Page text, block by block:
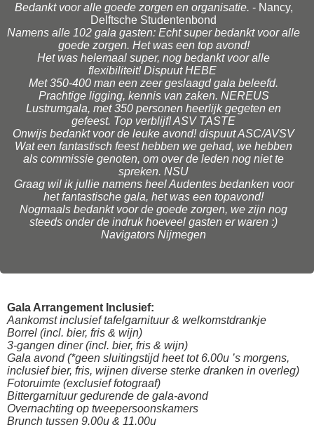
Bedankt voor alle goede zorgen en organisatie. - Nancy,
Delftsche Studentenbond
Namens alle 102 gala gasten: Echt super bedankt voor alle
goede zorgen. Het was een top avond!
Het was helemaal super, nog bedankt voor alle
flexibiliteit! Dispuut HEBE
Met 350-400 man een zeer geslaagd gala beleefd.
Prachtige ligging, kennis van zaken. NEREUS
Lustrumgala, met 350 personen heerlijk gegeten en
gefeest. Top verblijf! ASV TASTE
Onwijs bedankt voor de leuke avond! dispuut ASC/AVSV
Wat een fantastisch feest hebben we gehad, we hebben
als commissie genoten, om over de leden nog niet te
spreken. NSU
Graag wil ik jullie namens heel Audentes bedanken voor
het fantastische gala, het was een topavond!
Nogmaals bedankt voor de goede zorgen, we zijn nog
steeds onder de indruk hoeveel gasten er waren :)
Navigators Nijmegen
Gala Arrangement Inclusief:
Aankomst inclusief tafelgarnituur & welkomstdrankje
Borrel (incl. bier, fris & wijn)
3-gangen diner (incl. bier, fris & wijn)
Gala avond (*geen sluitingstijd heet tot 6.00u ’s morgens,
inclusief bier, fris, wijnen diverse sterke dranken in overleg)
Fotoruimte (exclusief fotograaf)
Bittergarnituur gedurende de gala-avond
Overnachting op tweepersoonskamers
Brunch tussen 9.00u & 11.00u